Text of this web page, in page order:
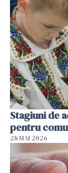
Stagiuni de
pentru
28 MAI 2026